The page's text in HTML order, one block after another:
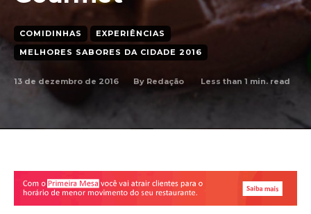
COMIDINHAS
EXPERIÊNCIAS
MELHORES SABORES DA CIDADE 2016
13 de dezembro de 2016 By Redação Less than 1 min. read